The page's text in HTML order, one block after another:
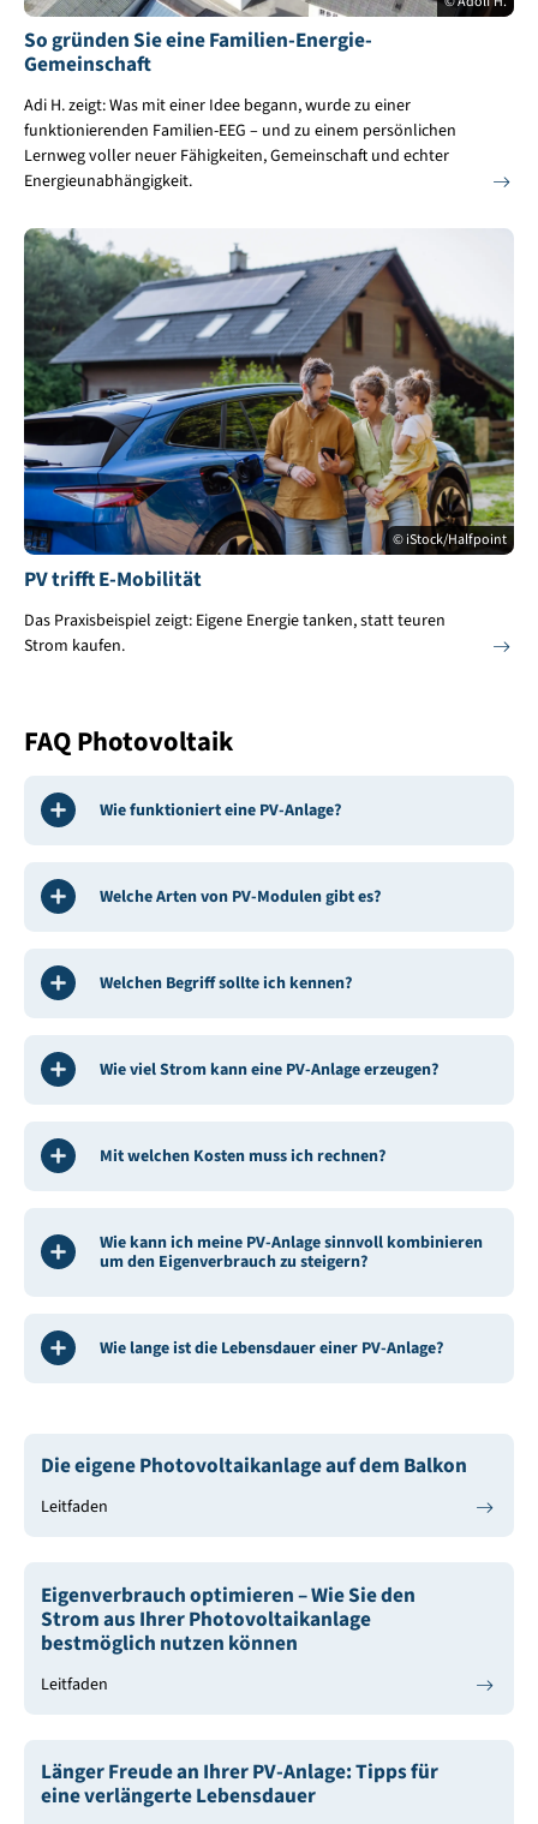
So gründen Sie eine Familien-Energie-
Gemeinschaft
Adi H. zeigt: Was mit einer Idee begann, wurde zu einer
funktionierenden Familien-EEG – und zu einem persönlichen
Lernweg voller neuer Fähigkeiten, Gemeinschaft und echter
Energieunabhängigkeit.
© iStock/Halfpoint
PV trifft E-Mobilität
Das Praxisbeispiel zeigt: Eigene Energie tanken, statt teuren
Strom kaufen.
FAQ Photovoltaik
Wie funktioniert eine PV-Anlage?
Welche Arten von PV-Modulen gibt es?
Welchen Begriff sollte ich kennen?
Wie viel Strom kann eine PV-Anlage erzeugen?
Mit welchen Kosten muss ich rechnen?
Wie kann ich meine PV-Anlage sinnvoll kombinieren
um den Eigenverbrauch zu steigern?
Wie lange ist die Lebensdauer einer PV-Anlage?
Die eigene Photovoltaikanlage auf dem Balkon
Leitfaden
Eigenverbrauch optimieren – Wie Sie den
Strom aus Ihrer Photovoltaikanlage
bestmöglich nutzen können
Leitfaden
Länger Freude an Ihrer PV-Anlage: Tipps für
eine verlängerte Lebensdauer